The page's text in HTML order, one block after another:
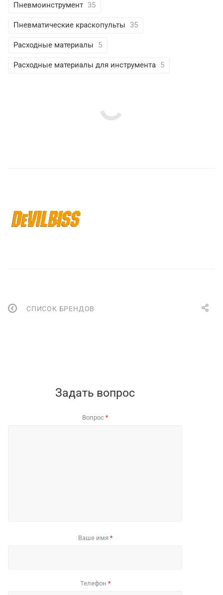
Пневмоинструмент 35
Пневматические краскопульты 35
Расходные материалы 5
Расходные материалы для инструмента 5
СПИСОК БРЕНДОВ
Задать вопрос
Вопрос *
Ваше имя *
Телефон *